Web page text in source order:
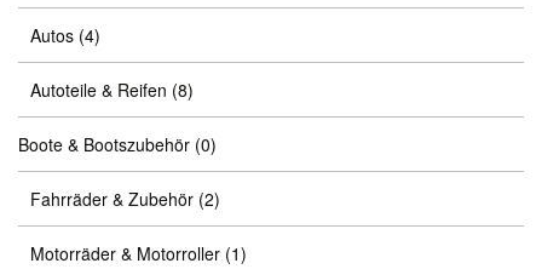
Autos (4)
Autoteile & Reifen (8)
Boote & Bootszubehör (0)
Fahrräder & Zubehör (2)
Motorräder & Motorroller (1)